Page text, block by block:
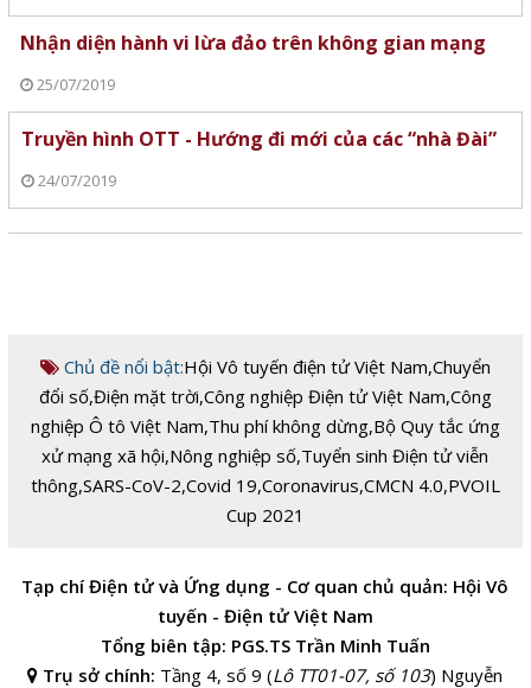
Nhận diện hành vi lừa đảo trên không gian mạng
25/07/2019
Truyền hình OTT - Hướng đi mới của các “nhà Đài”
24/07/2019
Chủ đề nổi bật:Hội Vô tuyến điện tử Việt Nam,Chuyển
đổi số,Điện mặt trời,Công nghiệp Điện tử Việt Nam,Công
nghiệp Ô tô Việt Nam,Thu phí không dừng,Bộ Quy tắc ứng
xử mạng xã hội,Nông nghiệp số,Tuyển sinh Điện tử viễn
thông,SARS-CoV-2,Covid 19,Coronavirus,CMCN 4.0,PVOIL
Cup 2021
Tạp chí Điện tử và Ứng dụng - Cơ quan chủ quản: Hội Vô
tuyến - Điện tử Việt Nam
Tổng biên tập: PGS.TS Trần Minh Tuấn
Trụ sở chính: Tầng 4, số 9 (Lô TT01-07, số 103) Nguyễn